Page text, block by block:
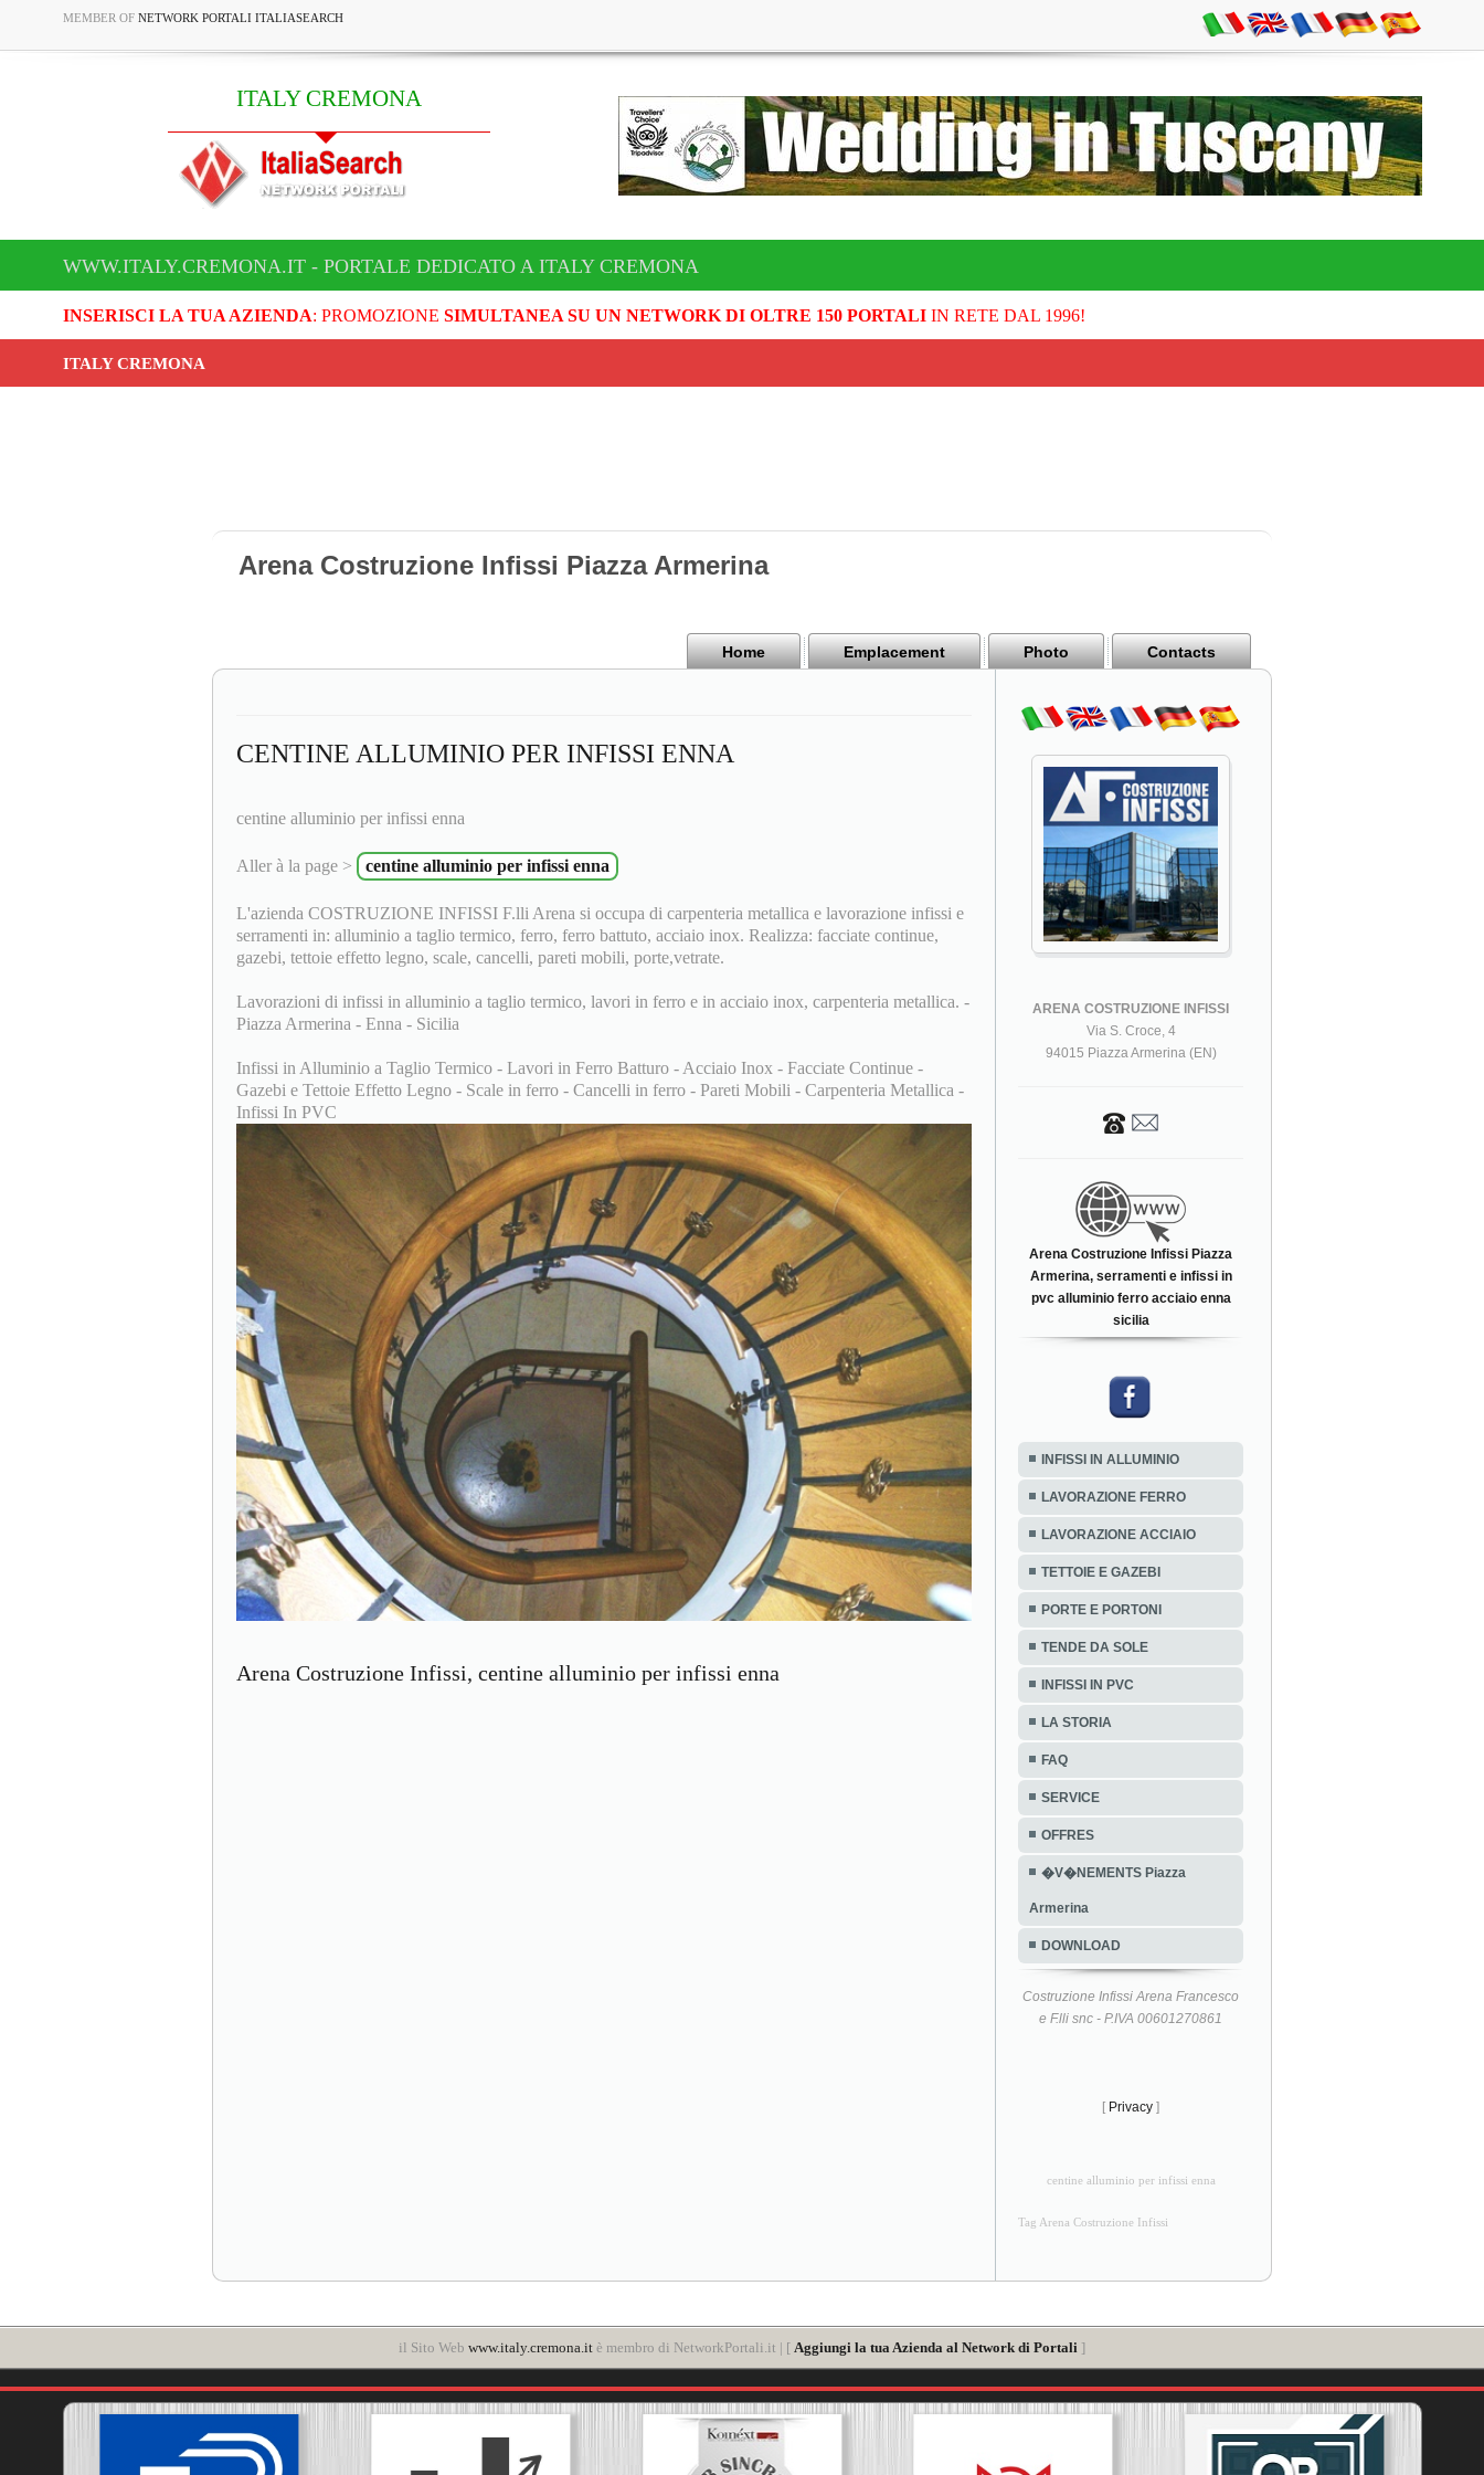
MEMBER OF NETWORK PORTALI ITALIASEARCH
ITALY CREMONA
WWW.ITALY.CREMONA.IT - PORTALE DEDICATO A ITALY CREMONA
INSERISCI LA TUA AZIENDA: PROMOZIONE SIMULTANEA SU UN NETWORK DI OLTRE 150 PORTALIIN RETE DAL 1996!
ITALY CREMONA
Arena Costruzione Infissi Piazza Armerina
Home Emplacement Photo Contacts
CENTINE ALLUMINIO PER INFISSI ENNA
centine alluminio per infissi enna
Aller à la page > centine alluminio per infissi enna
L'azienda COSTRUZIONE INFISSI F.lli Arena si occupa di carpenteria metallica e lavorazione infissi e
serramenti in: alluminio a taglio termico, ferro, ferro battuto, acciaio inox. Realizza: facciate continue,
gazebi, tettoie effetto legno, scale, cancelli, pareti mobili, porte,vetrate.
Lavorazioni di infissi in alluminio a taglio termico, lavori in ferro e in acciaio inox, carpenteria metallica. -
Piazza Armerina - Enna - Sicilia
Infissi in Alluminio a Taglio Termico - Lavori in Ferro Batturo - Acciaio Inox - Facciate Continue -
Gazebi e Tettoie Effetto Legno - Scale in ferro - Cancelli in ferro - Pareti Mobili - Carpenteria Metallica -
Infissi In PVC
Arena Costruzione Infissi, centine alluminio per infissi enna
ARENA COSTRUZIONE INFISSI
Via S. Croce, 4
94015 Piazza Armerina (EN)
Arena Costruzione Infissi Piazza
Armerina, serramenti e infissi in
pvc alluminio ferro acciaio enna
sicilia
INFISSI IN ALLUMINIO
LAVORAZIONE FERRO
LAVORAZIONE ACCIAIO
TETTOIE E GAZEBI
PORTE E PORTONI
TENDE DA SOLE
INFISSI IN PVC
LA STORIA
FAQ
SERVICE
OFFRES
�V�NEMENTS Piazza
Armerina
DOWNLOAD
Costruzione Infissi Arena Francesco
e F.lli snc - P.IVA 00601270861
[ Privacy ]
centine alluminio per infissi enna
Tag Arena Costruzione Infissi
il Sito Web www.italy.cremona.it è membro di NetworkPortali.it | [ Aggiungi la tua Azienda al Network di Portali ]